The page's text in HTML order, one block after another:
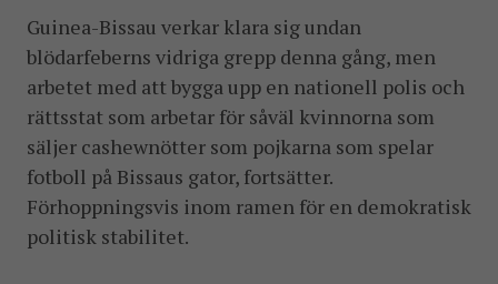
Guinea-Bissau verkar klara sig undan
blödarfeberns vidriga grepp denna gång, men
arbetet med att bygga upp en nationell polis och
rättsstat som arbetar för såväl kvinnorna som
säljer cashewnötter som pojkarna som spelar
fotboll på Bissaus gator, fortsätter.
Förhoppningsvis inom ramen för en demokratisk
politisk stabilitet.